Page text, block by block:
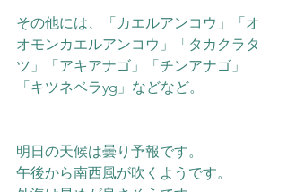
その他には、「カエルアンコウ」「オ
オモンカエルアンコウ」「タカクラタ
ツ」「アキアナゴ」「チンアナゴ」
「キツネベラyg」などなど。
明日の天候は曇り予報です。
午後から南西風が吹くようです。